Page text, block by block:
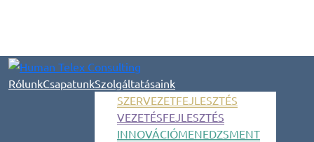
RólunkCsapatunkSzolgáltatásaink
SZERVEZETFEJLESZTÉS
VEZETÉSFEJLESZTÉS
INNOVÁCIÓMENEDZSMENT